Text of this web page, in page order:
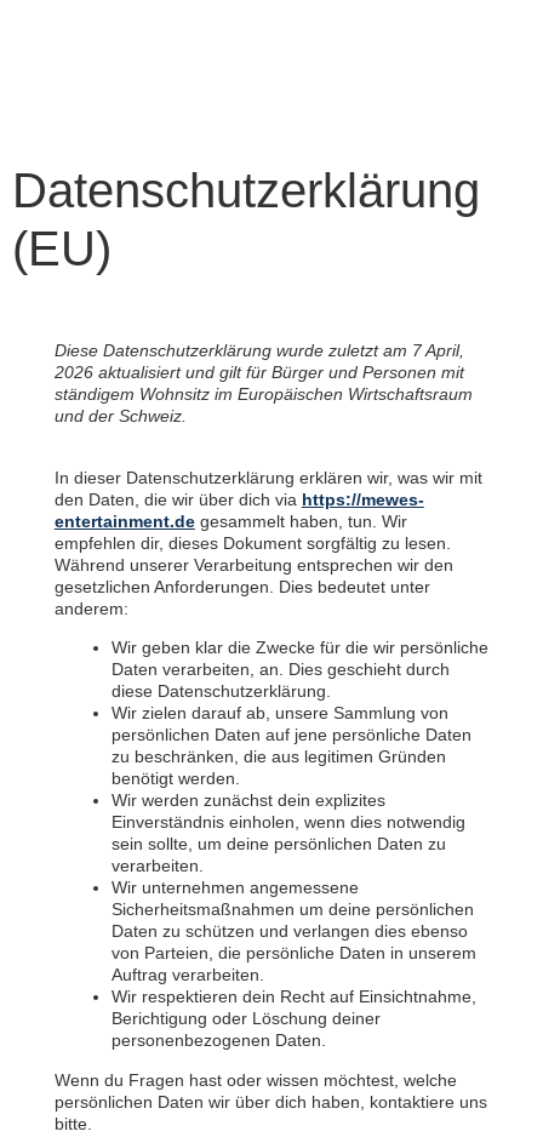
Datenschutzerklärung
(EU)
Diese Datenschutzerklärung wurde zuletzt am 7 April,
2026 aktualisiert und gilt für Bürger und Personen mit
ständigem Wohnsitz im Europäischen Wirtschaftsraum
und der Schweiz.
In dieser Datenschutzerklärung erklären wir, was wir mit
den Daten, die wir über dich via https://mewes-
entertainment.degesammelt haben, tun. Wir
empfehlen dir, dieses Dokument sorgfältig zu lesen.
Während unserer Verarbeitung entsprechen wir den
gesetzlichen Anforderungen. Dies bedeutet unter
anderem:
Wir geben klar die Zwecke für die wir persönliche
Daten verarbeiten, an. Dies geschieht durch
diese Datenschutzerklärung.
Wir zielen darauf ab, unsere Sammlung von
persönlichen Daten auf jene persönliche Daten
zu beschränken, die aus legitimen Gründen
benötigt werden.
Wir werden zunächst dein explizites
Einverständnis einholen, wenn dies notwendig
sein sollte, um deine persönlichen Daten zu
verarbeiten.
Wir unternehmen angemessene
Sicherheitsmaßnahmen um deine persönlichen
Daten zu schützen und verlangen dies ebenso
von Parteien, die persönliche Daten in unserem
Auftrag verarbeiten.
Wir respektieren dein Recht auf Einsichtnahme,
Berichtigung oder Löschung deiner
personenbezogenen Daten.
Wenn du Fragen hast oder wissen möchtest, welche
persönlichen Daten wir über dich haben, kontaktiere uns
bitte.